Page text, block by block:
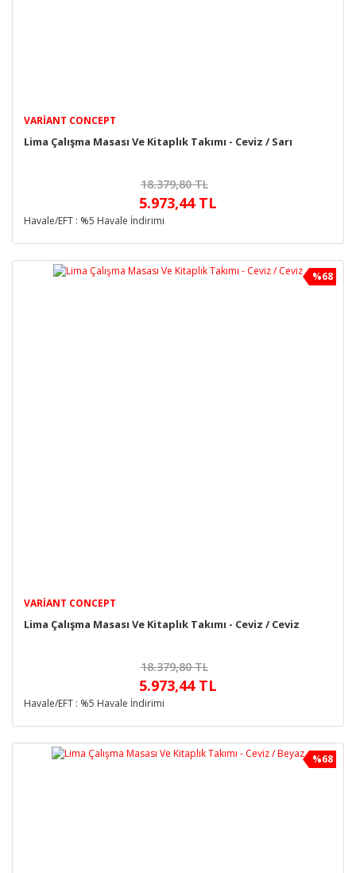
VARIANT CONCEPT
Lima Çalışma Masası Ve Kitaplık Takımı - Ceviz / Sarı
18.379,80 TL
5.973,44 TL
Havale/EFT : %5 Havale İndirimi
%68
VARIANT CONCEPT
Lima Çalışma Masası Ve Kitaplık Takımı - Ceviz / Ceviz
18.379,80 TL
5.973,44 TL
Havale/EFT : %5 Havale İndirimi
%68